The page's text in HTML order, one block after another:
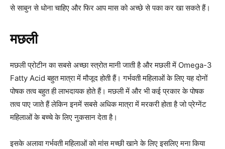
से साबुन से धोना चाहिए और फिर आप मास को अच्छे से पका कर खा सकते हैं।
मछली
मछली प्रोटीन का सबसे अच्छा स्त्रोत मानी जाती है और मछली में Omega-3
Fatty Acid बहुत मात्रा में मौजूद होती हैं। गर्भवती महिलाओं के लिए यह दोनों
पोषक तत्व बहुत ही लाभदायक होते हैं। मछली में और भी कई प्रकार के पोषक
तत्व पाए जाते हैं लेकिन इनमें सबसे अधिक मात्रा में मरकरी होता है जो प्रेग्नेंट
महिलाओं के बच्चे के लिए नुकसान देता है।
इसके अलावा गर्भवती महिलाओं को मांस मच्छी खाने के लिए इसलिए मना किया